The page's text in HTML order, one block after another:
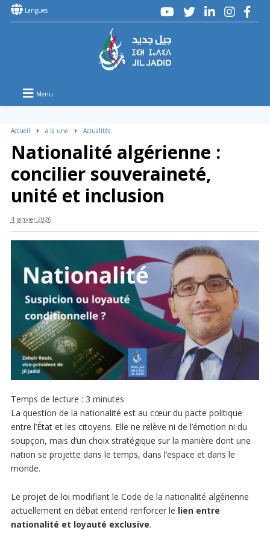
Langues
Menu
Accueil à la une Actualités
Nationalité algérienne :
concilier souveraineté,
unité et inclusion
4 janvier 2026
Temps de lecture : 3 minutes
La question de la nationalité est au cœur du pacte politique
entre l’État et les citoyens. Elle ne relève ni de l’émotion ni du
soupçon, mais d’un choix stratégique sur la manière dont une
nation se projette dans le temps, dans l’espace et dans le
monde.
Le projet de loi modifiant le Code de la nationalité algérienne
actuellement en débat entend renforcer le lien entre
nationalité et loyauté exclusive.